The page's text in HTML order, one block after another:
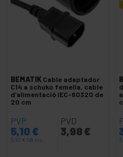
Cable amb IEC-60320 C13
Cable amb IEC-60320 C14
Cable amb IEC-60320 C19
Cable amb IEC-60320 C5
Cable amb IEC-60320 C7
Cable amb borns
Cable amb schuko femella
Cable amb schuko mascle
BEMATIK Cable adaptador
C14 a schuko femella, cable
d’alimentació IEC-60320 de
20 cm
PVP
5,10 €
5,10 € IVA inc.
PVD
3,98 €